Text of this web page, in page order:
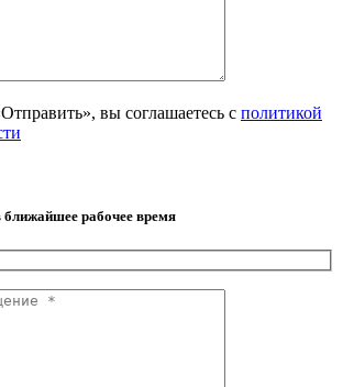
вы соглашаетесь с политикой
рабочее время